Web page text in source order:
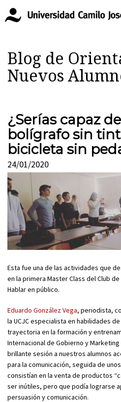
Blog de
Nuevos
¿Serías capaz
bolígrafo sin
bicicleta sin
24/01/2020
Esta fue una de las actividades que
en la primera Master Class del Club de
Hablar en público.
Eduardo González Vega, periodista,
la UCJC especialista en habilidades
trayectoria en la formación y
Internacional de Gobierno y Marketing
brillante sesión a nuestros alumnos
para la comunicación, seguida de
consistían en la venta de productos
ser inútiles, pero que podía lograrse
persuasión y comunicación.